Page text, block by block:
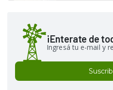
¡Enterate de
Ingresá tu e-mail y